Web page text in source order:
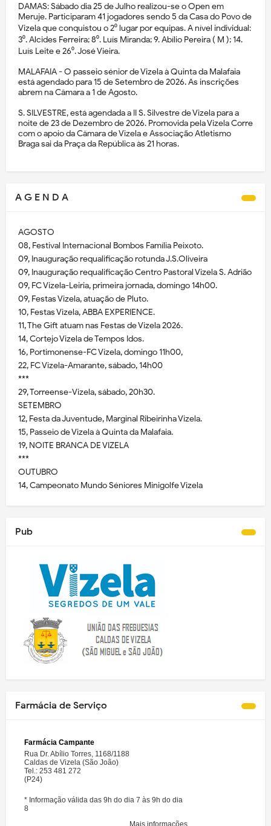
DAMAS: Sábado dia 25 de Julho realizou-se o Open em
Meruje. Participaram 41 jogadores sendo 5 da Casa do Povo de
Vizela que conquistou o 2⁰ lugar por equipas. A nível individual:
3⁰. Alcides Ferreira; 8⁰. Luís Miranda; 9. Abílio Pereira ( M ); 14.
Luís Leite e 26⁰. José Vieira.
MALAFAIA - O passeio sénior de Vizela à Quinta da Malafaia
está agendado para 15 de Setembro de 2026. As inscrições
abrem na Câmara a 1 de Agosto.
S. SILVESTRE, está agendada a II S. Silvestre de Vizela para a
noite de 23 de Dezembro de 2026. Promovida pela Vizela Corre
com o apoio da Câmara de Vizela e Associação Atletismo
Braga sai da Praça da República às 21 horas.
A G E N D A
AGOSTO
08, Festival Internacional Bombos Família Peixoto.
09, Inauguração requalificação rotunda J.S.Oliveira
09, Inauguração requalificação Centro Pastoral Vizela S. Adrião
09, FC Vizela-Leiria, primeira jornada, domingo 14h00.
09, Festas Vizela, atuação de Pluto.
10, Festas Vizela, ABBA EXPERIENCE.
11, The Gift atuam nas Festas de Vizela 2026.
14, Cortejo Vizela de Tempos Idos.
16, Portimonense-FC Vizela, domingo 11h00,
22, FC Vizela-Amarante, sábado, 14h00
***
29, Torreense-Vizela, sábado, 20h30.
SETEMBRO
12, Festa da Juventude, Marginal Ribeirinha Vizela.
15, Passeio de Vizela à Quinta da Malafaia.
19, NOITE BRANCA DE VIZELA
***
OUTUBRO
14, Campeonato Mundo Séniores Minigolfe Vizela
Pub
Farmácia de Serviço